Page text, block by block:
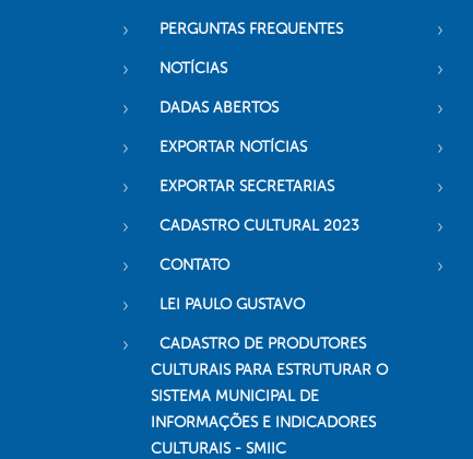
PERGUNTAS FREQUENTES
NOTÍCIAS
DADAS ABERTOS
EXPORTAR NOTÍCIAS
EXPORTAR SECRETARIAS
CADASTRO CULTURAL 2023
CONTATO
LEI PAULO GUSTAVO
CADASTRO DE PRODUTORES
CULTURAIS PARA ESTRUTURAR O
SISTEMA MUNICIPAL DE
INFORMAÇÕES E INDICADORES
CULTURAIS - SMIIC